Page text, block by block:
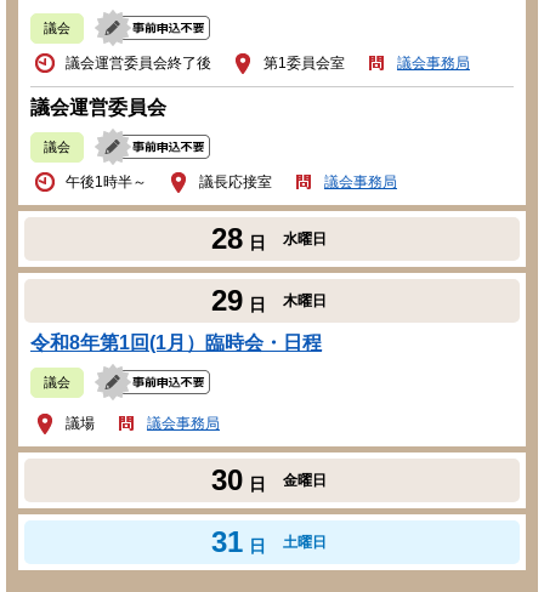
議会
議会運営委員会終了後 第1委員会室 議会事務局
議会運営委員会
議会
午後1時半～ 議長応接室 議会事務局
28 日 水曜日
29 日 木曜日
令和8年第1回(1月）臨時会・日程
議会
議場 議会事務局
30 日 金曜日
31 日 土曜日